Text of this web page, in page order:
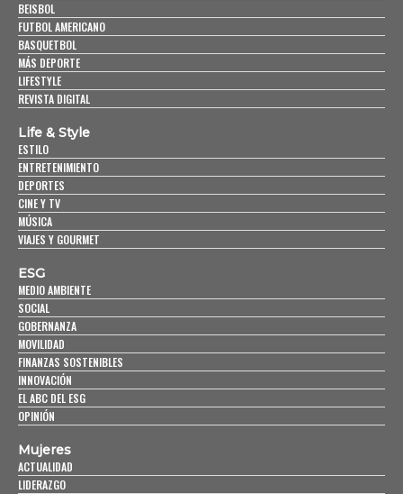
BEISBOL
FUTBOL AMERICANO
BASQUETBOL
MÁS DEPORTE
LIFESTYLE
REVISTA DIGITAL
Life & Style
ESTILO
ENTRETENIMIENTO
DEPORTES
CINE Y TV
MÚSICA
VIAJES Y GOURMET
ESG
MEDIO AMBIENTE
SOCIAL
GOBERNANZA
MOVILIDAD
FINANZAS SOSTENIBLES
INNOVACIÓN
EL ABC DEL ESG
OPINIÓN
Mujeres
ACTUALIDAD
LIDERAZGO